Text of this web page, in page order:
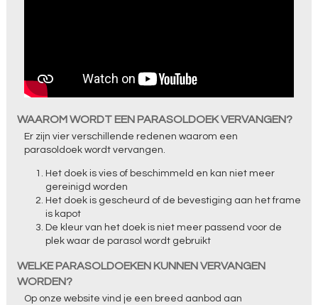
WAAROM WORDT EEN PARASOLDOEK VERVANGEN?
Er zijn vier verschillende redenen waarom een
parasoldoek wordt vervangen.
Het doek is vies of beschimmeld en kan niet meer
gereinigd worden
Het doek is gescheurd of de bevestiging aan het frame
is kapot
De kleur van het doek is niet meer passend voor de
plek waar de parasol wordt gebruikt
WELKE PARASOLDOEKEN KUNNEN VERVANGEN
WORDEN?
Op onze website vind je een breed aanbod aan